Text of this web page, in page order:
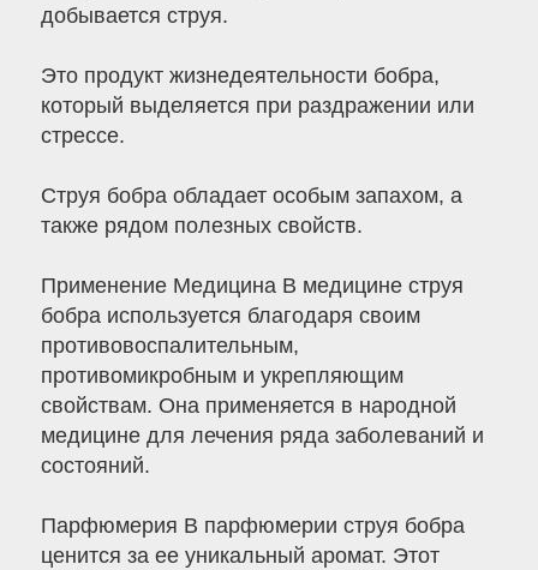
добывается струя.
Это продукт жизнедеятельности бобра,
который выделяется при раздражении или
стрессе.
Струя бобра обладает особым запахом, а
также рядом полезных свойств.
Применение Медицина В медицине струя
бобра используется благодаря своим
противовоспалительным,
противомикробным и укрепляющим
свойствам. Она применяется в народной
медицине для лечения ряда заболеваний и
состояний.
Парфюмерия В парфюмерии струя бобра
ценится за ее уникальный аромат. Этот